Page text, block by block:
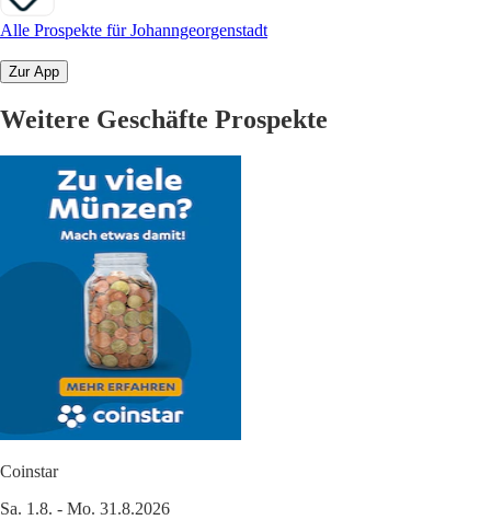
Alle Prospekte für Johanngeorgenstadt
Zur App
Weitere Geschäfte Prospekte
Coinstar
Sa. 1.8. - Mo. 31.8.2026